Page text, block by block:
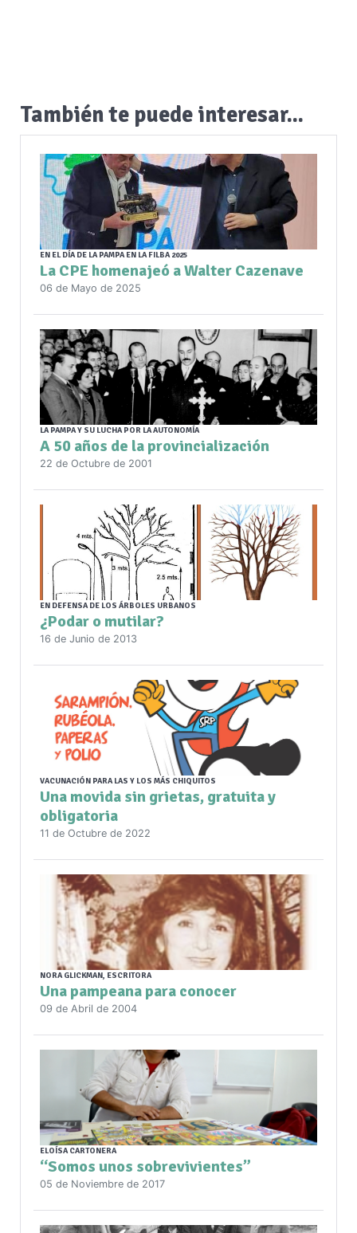
También te puede interesar...
EN EL DÍA DE LA PAMPA EN LA FILBA 2025
La CPE homenajeó a Walter Cazenave
06 de Mayo de 2025
LA PAMPA Y SU LUCHA POR LA AUTONOMÍA
A 50 años de la provincialización
22 de Octubre de 2001
EN DEFENSA DE LOS ÁRBOLES URBANOS
¿Podar o mutilar?
16 de Junio de 2013
VACUNACIÓN PARA LAS Y LOS MÁS CHIQUITOS
Una movida sin grietas, gratuita y
obligatoria
11 de Octubre de 2022
NORA GLICKMAN, ESCRITORA
Una pampeana para conocer
09 de Abril de 2004
ELOÍSA CARTONERA
“Somos unos sobrevivientes”
05 de Noviembre de 2017